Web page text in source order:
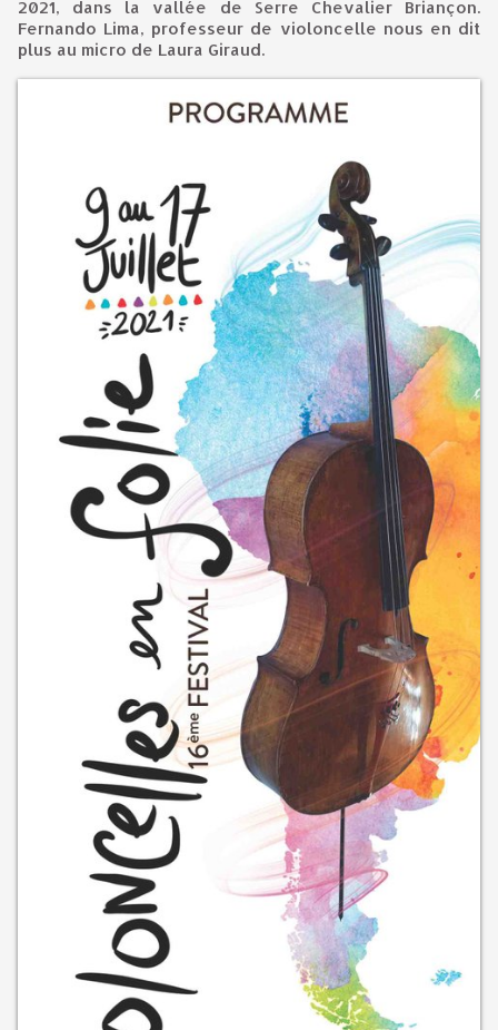
2021, dans la vallée de Serre Chevalier Briançon.
Fernando Lima, professeur de violoncelle nous en dit
plus au micro de Laura Giraud.